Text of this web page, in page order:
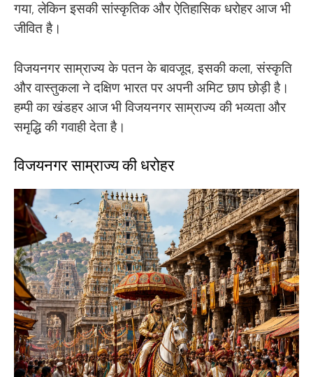
गया, लेकिन इसकी सांस्कृतिक और ऐतिहासिक धरोहर आज भी
जीवित है।
विजयनगर साम्राज्य के पतन के बावजूद, इसकी कला, संस्कृति
और वास्तुकला ने दक्षिण भारत पर अपनी अमिट छाप छोड़ी है।
हम्पी का खंडहर आज भी विजयनगर साम्राज्य की भव्यता और
समृद्धि की गवाही देता है।
विजयनगर साम्राज्य की धरोहर